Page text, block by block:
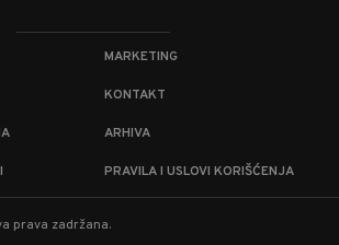
MARKETING
KONTAKT
ARHIVA
PRAVILA I USLOVI KORIŠĆENJA
prava zadržana.